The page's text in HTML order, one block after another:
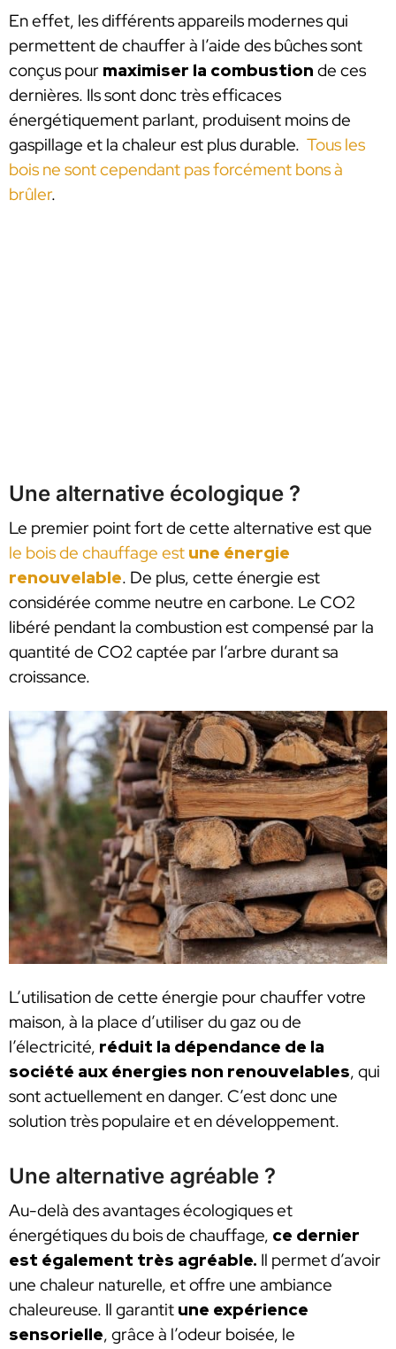
En effet, les différents appareils modernes qui
permettent de chauffer à l’aide des bûches sont
conçus pour maximiser la combustion de ces
dernières. Ils sont donc très efficaces
énergétiquement parlant, produisent moins de
gaspillage et la chaleur est plus durable. Tous les
bois ne sont cependant pas forcément bons à
brûler.
Une alternative écologique ?
Le premier point fort de cette alternative est que
le bois de chauffage est une énergie
renouvelable. De plus, cette énergie est
considérée comme neutre en carbone. Le CO2
libéré pendant la combustion est compensé par la
quantité de CO2 captée par l’arbre durant sa
croissance.
L’utilisation de cette énergie pour chauffer votre
maison, à la place d’utiliser du gaz ou de
l’électricité, réduit la dépendance de la
société aux énergies non renouvelables, qui
sont actuellement en danger. C’est donc une
solution très populaire et en développement.
Une alternative agréable ?
Au-delà des avantages écologiques et
énergétiques du bois de chauffage, ce dernier
est également très agréable. Il permet d’avoir
une chaleur naturelle, et offre une ambiance
chaleureuse. Il garantit une expérience
sensorielle, grâce à l’odeur boisée, le